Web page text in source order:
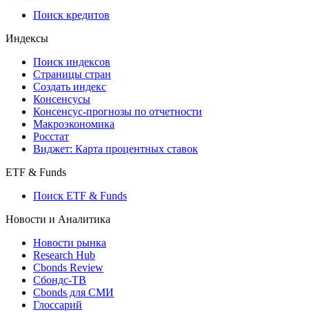
Поиск кредитов
Индексы
Поиск индексов
Страницы стран
Создать индекс
Консенсусы
Консенсус-прогнозы по отчетности
Макроэкономика
Росстат
Виджет: Карта процентных ставок
ETF & Funds
Поиск ETF & Funds
Новости и Аналитика
Новости рынка
Research Hub
Cbonds Review
Сбондс-ТВ
Cbonds для СМИ
Глоссарий